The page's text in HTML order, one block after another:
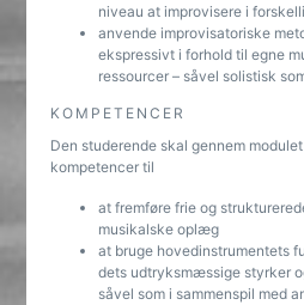
niveau at improvisere i
anvende improvisatoriske
ekspressivt i forhold til egne
ressourcer – såvel solistisk
KOMPETENCER
Den studerende skal gennem
kompetencer til
at fremføre frie og
musikalske oplæg
at bruge hovedinstrumentets
dets udtryksmæssige styrker
såvel som i sammenspil med